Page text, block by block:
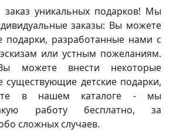
уникальных подарков! Мы
заказы: Вы можете
подарки, разработанные нами с
или устным пожеланиям.
можете внести некоторые
существующие детские подарки,
в нашем каталоге - мы
работу бесплатно, за
сложных случаев.